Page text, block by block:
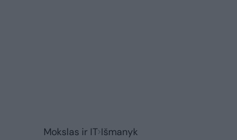
Mokslas ir IT Išmanyk